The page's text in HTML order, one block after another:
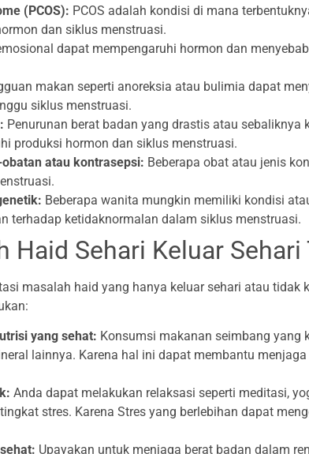
(PCOS): PCOS adalah kondisi di mana
dan siklus menstruasi.
dapat mempengaruhi hormon dan
makan seperti anoreksia atau bulimia dapat
siklus menstruasi.
Penurunan berat badan yang drastis atau sebaliknya
produksi hormon dan siklus menstruasi.
atau kontrasepsi: Beberapa obat atau jenis
Beberapa wanita mungkin memiliki kondisi
terhadap ketidaknormalan dalam siklus menstruasi.
Haid Sehari Keluar Sehari
masalah haid yang hanya keluar sehari atau tidak
yang sehat: Konsumsi makanan seimbang yang
lainnya. Karena hal ini dapat membantu
Anda dapat melakukan relaksasi seperti meditasi,
stres. Karena Stres yang berlebihan dapat
Upayakan untuk menjaga berat badan dalam